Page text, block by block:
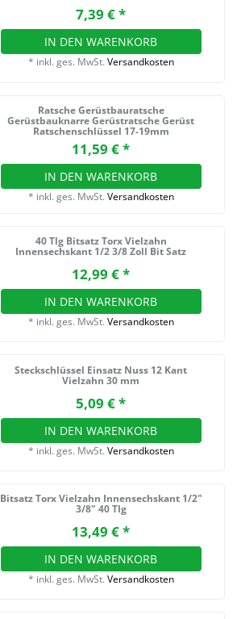
7,39 € *
IN DEN WARENKORB
* inkl. ges. MwSt. Versandkosten
Ratsche Gerüstbauratsche
Gerüstbauknarre Gerüstratsche Gerüst
Ratschenschlüssel 17-19mm
11,59 € *
IN DEN WARENKORB
* inkl. ges. MwSt. Versandkosten
40 Tlg Bitsatz Torx Vielzahn
Innensechskant 1/2 3/8 Zoll Bit Satz
12,99 € *
IN DEN WARENKORB
* inkl. ges. MwSt. Versandkosten
Steckschlüssel Einsatz Nuss 12 Kant
Vielzahn 30 mm
5,09 € *
IN DEN WARENKORB
* inkl. ges. MwSt. Versandkosten
Bitsatz Torx Vielzahn Innensechskant 1/2"
3/8" 40 Tlg
13,49 € *
IN DEN WARENKORB
* inkl. ges. MwSt. Versandkosten